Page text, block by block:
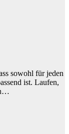
sowohl für jeden
ist. Laufen,